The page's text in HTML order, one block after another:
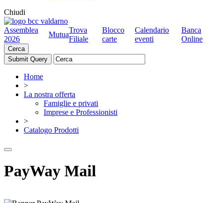
Chiudi
Assemblea
2026
Mutua
Trova
Filiale
Blocco
carte
Calendario
eventi
Banca
Online
Cerca
Home
>
La nostra offerta
Famiglie e privati
Imprese e Professionisti
>
Catalogo Prodotti
PayWay Mail